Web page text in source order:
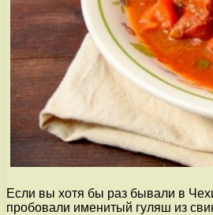
Если вы хотя бы раз бывали в
пробовали именитый гуляш из